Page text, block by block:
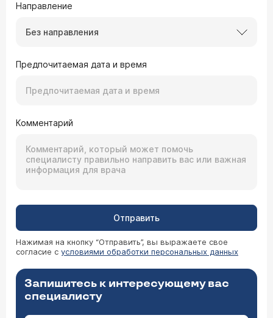
Направление
Без направления
Предпочитаемая дата и время
Комментарий
Отправить
Нажимая на кнопку “Отправить”, вы выражаете свое
согласие с условиями обработки персональных данных
Запишитесь к интересующему вас
специалисту